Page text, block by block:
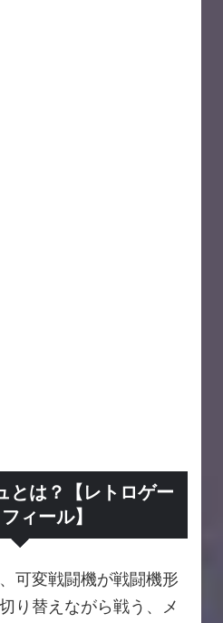
とは？【レトロゲー
ィール】
可変戦闘機が戦闘機形
り替えながら戦う、メ